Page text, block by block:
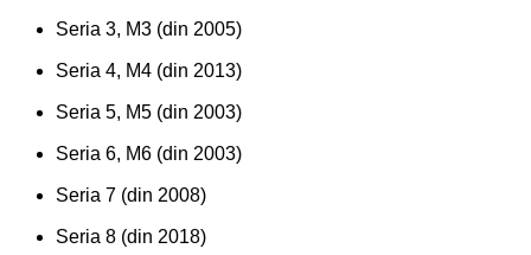
Seria 3, M3 (din 2005)
Seria 4, M4 (din 2013)
Seria 5, M5 (din 2003)
Seria 6, M6 (din 2003)
Seria 7 (din 2008)
Seria 8 (din 2018)